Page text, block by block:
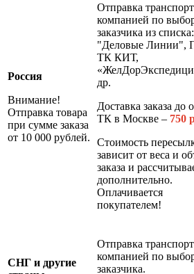
Россия
Внимание!
Отправка товара
при сумме заказа
от 10 000 рублей.
Отправка
компанией по
заказчика из списка:
"Деловые Линии",
ТК КИТ,
др.
Доставка заказа до
ТК в Москве – 750
Стоимость
зависит от веса и
заказа и
дополнительно.
Оплачивается
покупателем!
СНГ и другие
Отправка
компанией по
заказчика.